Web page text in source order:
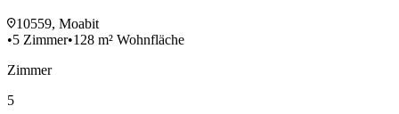
10559, Moabit
•5 Zimmer•128 m² Wohnfläche
Zimmer
5